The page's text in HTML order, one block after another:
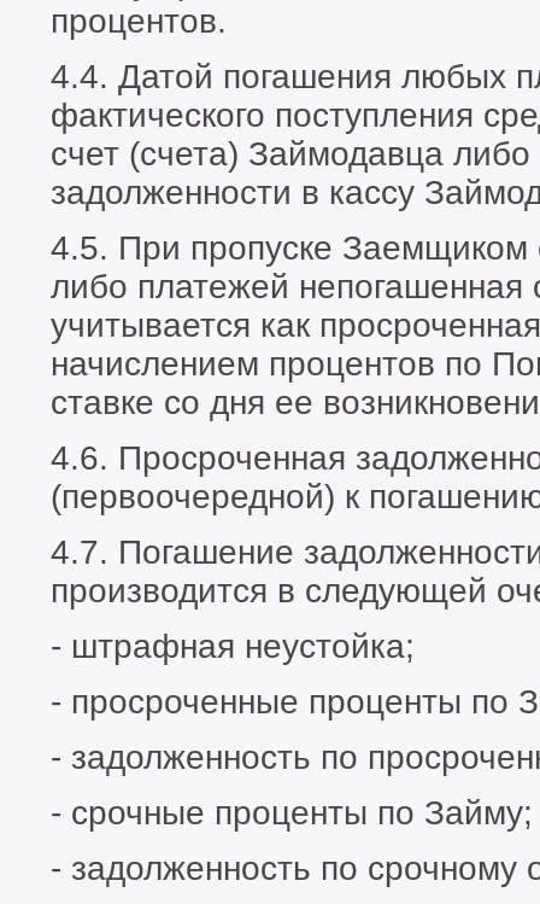
процентов.
4.4. Датой погашения любых
фактического поступления
счет (счета) Займодавца
задолженности в кассу
4.5. При пропуске Заемщиком
либо платежей непогашенная
учитывается как
начислением процентов по
ставке со дня ее
4.6. Просроченная
(первоочередной) к
4.7. Погашение
производится в следующей
- штрафная неустойка;
- просроченные проценты по
- задолженность по
- срочные проценты по Займу;
- задолженность по срочному